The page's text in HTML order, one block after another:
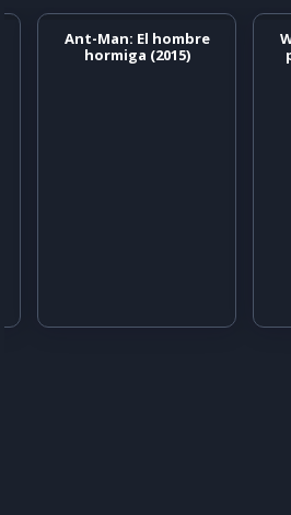
Ant-Man: El hombre
hormiga (2015)